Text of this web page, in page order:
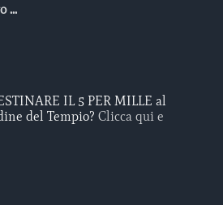
...
IL 5 PER MILLE al
del Tempio? Clicca qui e